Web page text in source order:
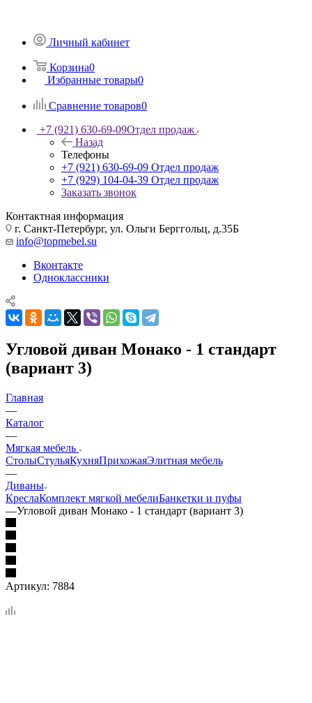
Личный кабинет
Корзина0
Избранные товары0
Сравнение товаров0
+7 (921) 630-69-09Отдел продаж
Назад
Телефоны
+7 (921) 630-69-09 Отдел продаж
+7 (929) 104-04-39 Отдел продаж
Заказать звонок
Контактная информация
г. Санкт-Петербург, ул. Ольги Берггольц, д.35Б
info@topmebel.su
Вконтакте
Одноклассники
Угловой диван Монако - 1 стандарт
(вариант 3)
Главная
—
Каталог
—
Мягкая мебель
СтолыСтульяКухняПрихожаяЭлитная мебель
—
Диваны
КреслаКомплект мягкой мебелиБанкетки и пуфы
—Угловой диван Монако - 1 стандарт (вариант 3)
Артикул: 7884